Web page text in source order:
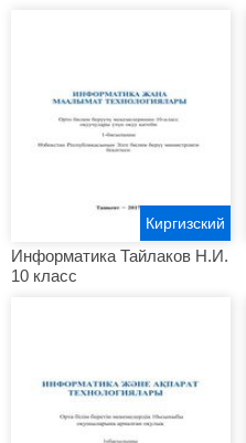
Информатика Тайлаков Н.И.
10 класс
Киргизский